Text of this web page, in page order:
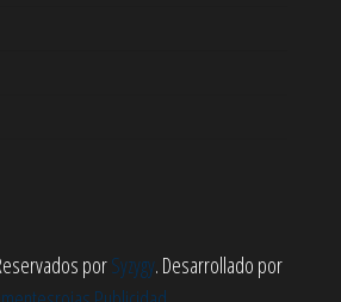
porSyzygy. Desarrollado por